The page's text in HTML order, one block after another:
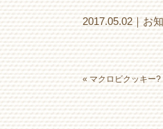
2017.05.02｜お
«マクロビクッキー?